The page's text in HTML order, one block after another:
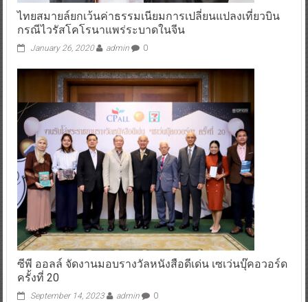
ไทยสมายล์ยกเว้นค่าธรรมเนียมการเปลี่ยนแปลงเที่ยวบิน
กรณีไวรัสโคโรนาแพร่ระบาดในจีน
January 26, 2020 admin 0
ซีพี ออลล์ จัดงานมอบรางวัลหนังสือดีเด่น เซเว่นบุ๊คอวอร์ด
ครั้งที่ 20
September 14, 2023 admin 0